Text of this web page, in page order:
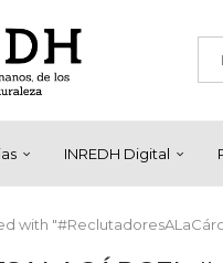
INREDH Digital
with